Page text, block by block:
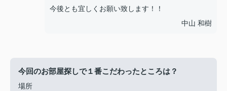
今後とも宜しくお願い致します！！
中山 和樹
今回のお部屋探しで１番こだわったところは？
場所